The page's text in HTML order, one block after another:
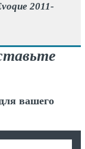
2011-
вашего